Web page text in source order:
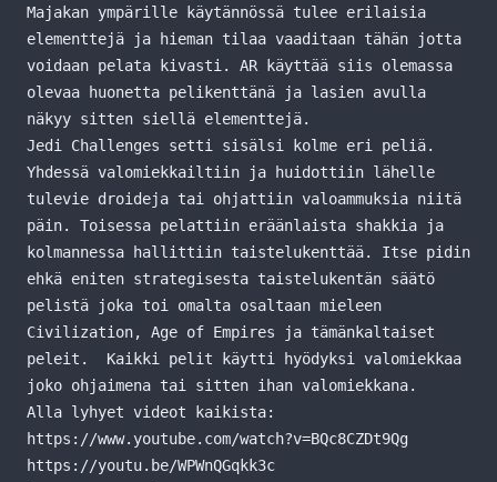
Majakan ympärille käytännössä tulee erilaisia
elementtejä ja hieman tilaa vaaditaan tähän jotta
voidaan pelata kivasti. AR käyttää siis olemassa
olevaa huonetta pelikenttänä ja lasien avulla
näkyy sitten siellä elementtejä.
Jedi Challenges setti sisälsi kolme eri peliä.
Yhdessä valomiekkailtiin ja huidottiin lähelle
tulevie droideja tai ohjattiin valoammuksia niitä
päin. Toisessa pelattiin eräänlaista shakkia ja
kolmannessa hallittiin taistelukenttää. Itse pidin
ehkä eniten strategisesta taistelukentän säätö
pelistä joka toi omalta osaltaan mieleen
Civilization, Age of Empires ja tämänkaltaiset
peleit. Kaikki pelit käytti hyödyksi valomiekkaa
joko ohjaimena tai sitten ihan valomiekkana.
Alla lyhyet videot kaikista:
https://www.youtube.com/watch?v=BQc8CZDt9Qg
https://youtu.be/WPWnQGqkk3c